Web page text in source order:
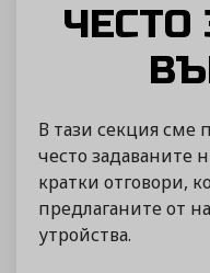
ЧЕСТО
В тази секция сме
често задаваните
кратки отговори,
предлаганите от
утройства.